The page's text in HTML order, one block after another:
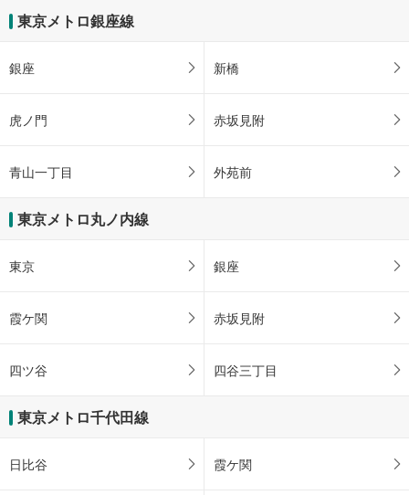
［銀座線］
・階段昇降機（エスカル）
東京メトロ銀座線
銀座 新橋
虎ノ門 赤坂見附
青山一丁目 外苑前
東京メトロ丸ノ内線
東京 銀座
霞ケ関 赤坂見附
四ツ谷 四谷三丁目
東京メトロ千代田線
日比谷 霞ケ関